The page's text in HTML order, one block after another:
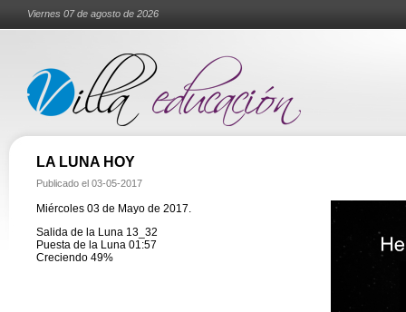
Viernes 07 de agosto de 2026
LA LUNA HOY
Publicado el 03-05-2017
Miércoles 03 de Mayo de 2017.
Salida de la Luna 13_32
Puesta de la Luna 01:57
Creciendo 49%